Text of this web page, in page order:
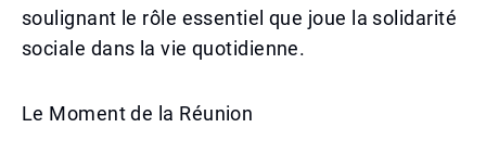
soulignant le rôle essentiel que joue la solidarité
sociale dans la vie quotidienne.
Le Moment de la Réunion